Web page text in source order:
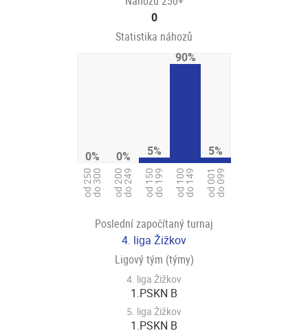
0
Statistika náhozů
0%
od 250do 300
0%
od 200do 249
5%
od 150do 199
90%
od 100do 149
5%
od 001do 099
Poslední započítaný turnaj
4. liga Žižkov
Ligový tým (týmy)
4. liga Žižkov
1.PSKN B
5. liga Žižkov
1.PSKN B